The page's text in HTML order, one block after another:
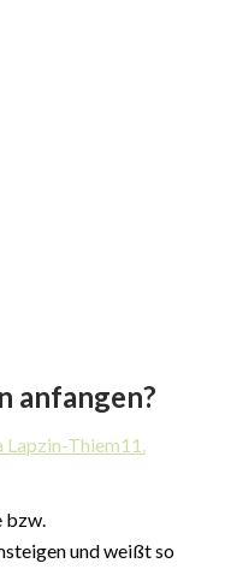
anfangen?
Lapzin-Thiem11.
bzw.
und weißt so